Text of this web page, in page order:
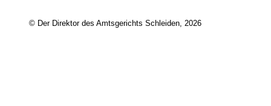
© Der Direktor des Amtsgerichts Schleiden, 2026